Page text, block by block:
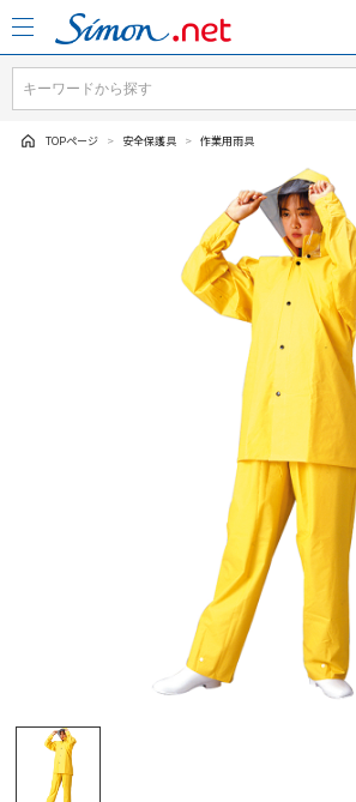
TOPページ > 安全保護具 > 作業用雨具